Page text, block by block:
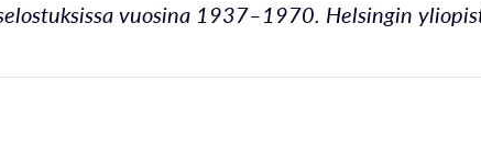
vuosina 1937–1970. Helsingin